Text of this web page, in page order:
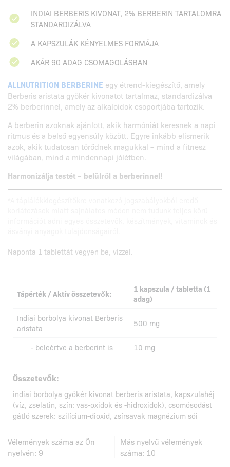
INDIAI BERBERIS KIVONAT, 2% BERBERIN TARTALOMRA
STANDARDIZÁLVA
A KAPSZULÁK KÉNYELMES FORMÁJA
AKÁR 90 ADAG CSOMAGOLÁSBAN
ALLNUTRITION BERBERINE egy étrend-kiegészítő, amely
Berberis aristata gyökér kivonatot tartalmaz, standardizálva
2% berberinnel, amely az alkaloidok csoportjába tartozik.
A berberin azoknak ajánlott, akik harmóniát keresnek a napi
ritmus és a belső egyensúly között. Egyre inkább elismerik
azok, akik tudatosan törődnek magukkal – mind a fitnesz
világában, mind a mindennapi jólétben.
Harmonizálja testét – belülről a berberinnel!
Naponta 1 tablettát vegyen be, vízzel.
Tápérték / Aktív összetevők:
1 kapszula / tabletta (1
adag)
Indiai borbolya kivonat Berberis
aristata
500 mg
- beleértve a berberint is 10 mg
Összetevők:
indiai borbolya gyökér kivonat berberis aristata, kapszulahéj
(víz, zselatin, szín: vas-oxidok és -hidroxidok), csomósodást
gátló szerek: szilícium-dioxid, zsírsavak magnézium sói
Vélemények száma az Ön
nyelvén: 9
Más nyelvű vélemények
száma: 10